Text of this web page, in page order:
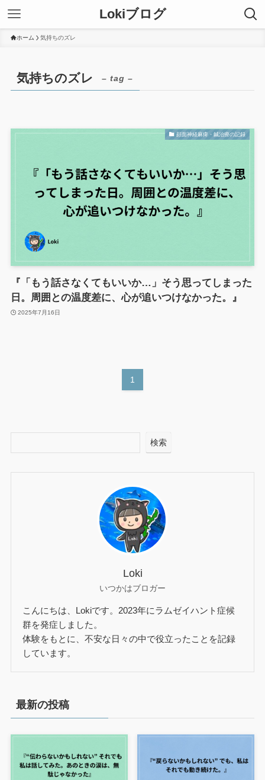
Lokiブログ
ホーム 気持ちのズレ
気持ちのズレ – tag –
顔面神経麻痺・鍼治療の記録
『「もう話さなくてもいいか…」そう思ってしまった
日。周囲との温度差に、心が追いつけなかった。』
2025年7月16日
1
検索
Loki
いつかはブロガー
こんにちは、Lokiです。2023年にラムゼイハント症候
群を発症しました。
体験をもとに、不安な日々の中で役立ったことを記録
しています。
最新の投稿